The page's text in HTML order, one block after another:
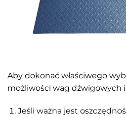
Aby dokonać właściwego
możliwości wag dźwigowych
Jeśli ważna jest